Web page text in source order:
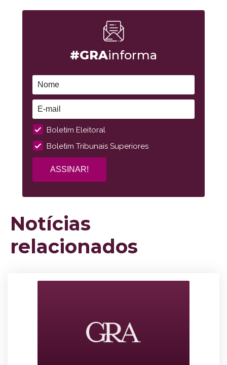
#GRAinforma
Boletim Eleitoral
Boletim Tribunais Superiores
Notícias
relacionados